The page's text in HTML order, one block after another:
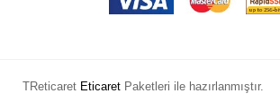
TReticaret Eticaret Paketleri ile hazırlanmıştır.